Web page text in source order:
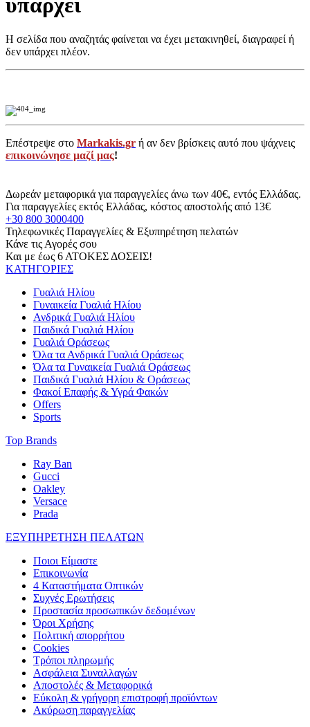
υπάρχει
Η σελίδα που αναζητάς φαίνεται να έχει μετακινηθεί, διαγραφεί ή
δεν υπάρχει πλέον.
Επέστρεψε στο Markakis.gr ή αν δεν βρίσκεις αυτό που ψάχνεις
επικοινώνησε μαζί μας!
Δωρεάν μεταφορικά για παραγγελίες άνω των 40€, εντός Ελλάδας.
Για παραγγελίες εκτός Ελλάδας, κόστος αποστολής από 13€
+30 800 3000400
Τηλεφωνικές Παραγγελίες & Εξυπηρέτηση πελατών
Κάνε τις Αγορές σου
Και με έως 6 ΑΤΟΚΕΣ ΔΟΣΕΙΣ!
ΚΑΤΗΓΟΡΙΕΣ
Γυαλιά Ηλίου
Γυναικεία Γυαλιά Ηλίου
Ανδρικά Γυαλιά Ηλίου
Παιδικά Γυαλιά Ηλίου
Γυαλιά Οράσεως
Όλα τα Ανδρικά Γυαλιά Οράσεως
Όλα τα Γυναικεία Γυαλιά Οράσεως
Παιδικά Γυαλιά Ηλίου & Οράσεως
Φακοί Επαφής & Υγρά Φακών
Offers
Sports
Top Brands
Ray Ban
Gucci
Oakley
Versace
Prada
ΕΞΥΠΗΡΕΤΗΣΗ ΠΕΛΑΤΩΝ
Ποιοι Είμαστε
Επικοινωνία
4 Καταστήματα Οπτικών
Συχνές Ερωτήσεις
Προστασία προσωπικών δεδομένων
Όροι Χρήσης
Πολιτική απορρήτου
Cookies
Τρόποι πληρωμής
Ασφάλεια Συναλλαγών
Αποστολές & Μεταφορικά
Εύκολη & γρήγορη επιστροφή προϊόντων
Ακύρωση παραγγελίας